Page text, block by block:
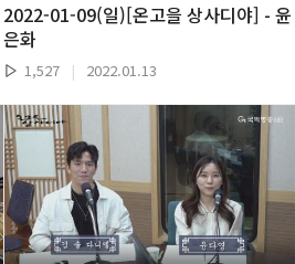
2022-01-09(일)[온고을 상사디야] - 윤
은화
1,527 | 2022.01.13